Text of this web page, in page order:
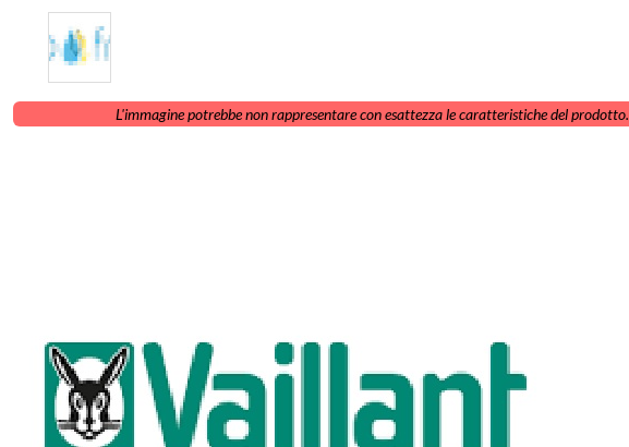
L'immagine potrebbe non rappresentare con esattezza le caratteristiche del prodotto.